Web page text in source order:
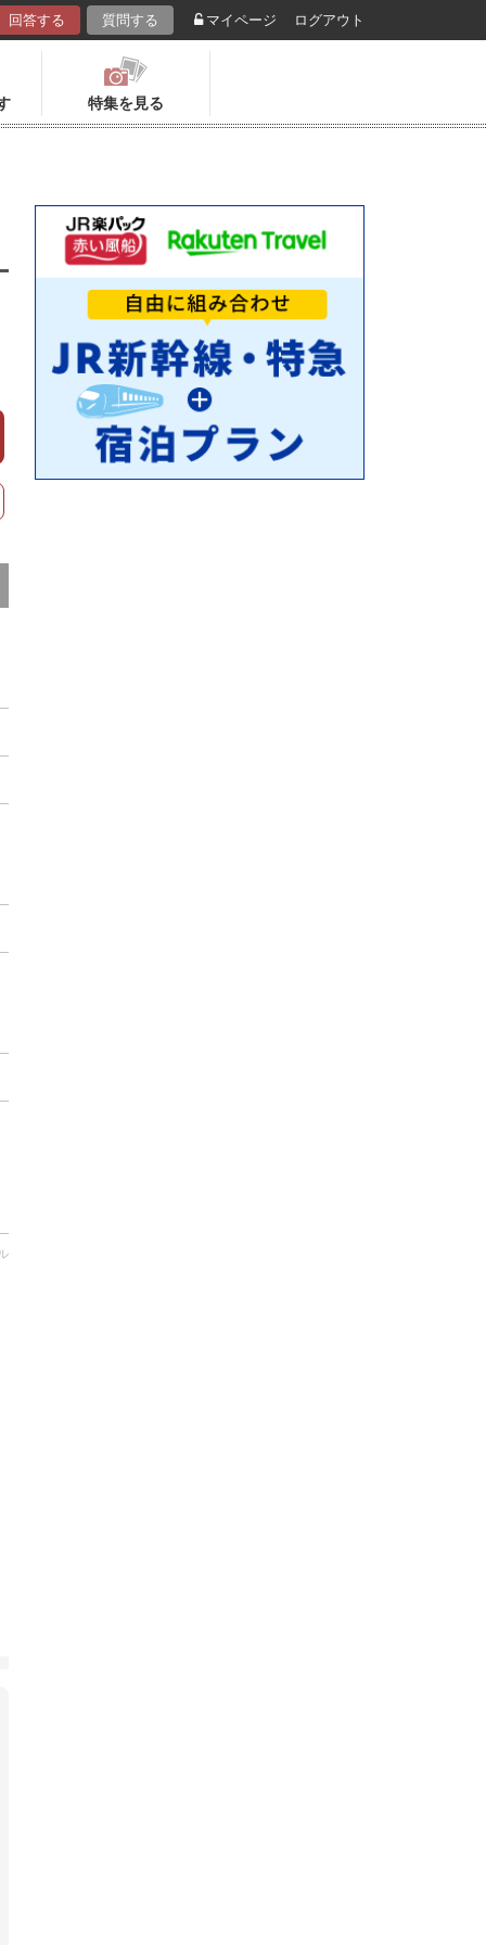
回答する 質問する マイページ ログアウト
特集を見る